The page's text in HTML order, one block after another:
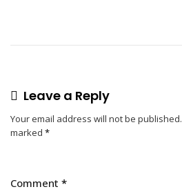
Leave a Reply
Your email address will not be published.
marked *
Comment *